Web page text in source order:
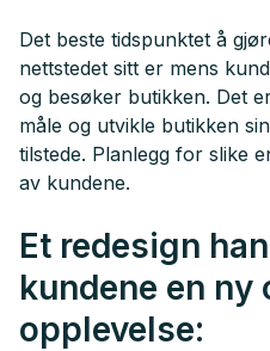
Det beste tidspunktet å
nettstedet sitt er mens
og besøker butikken. Det
måle og utvikle butikken
tilstede. Planlegg for slike
av kundene.
Et redesign
kundene en
opplevelse: